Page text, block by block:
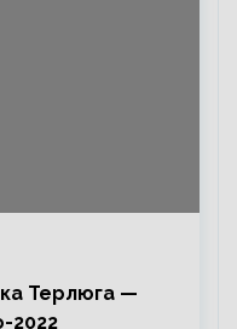
Терлюга —
2022